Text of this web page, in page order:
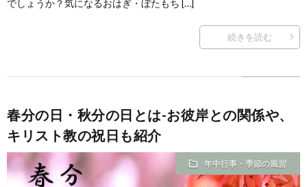
でしょうか？気になるおはぎ・ぼたもち […]
続きを読む
春分の日・秋分の日とは-お彼岸との関係や、
キリスト教の祝日も紹介
年中行事・季節の風習